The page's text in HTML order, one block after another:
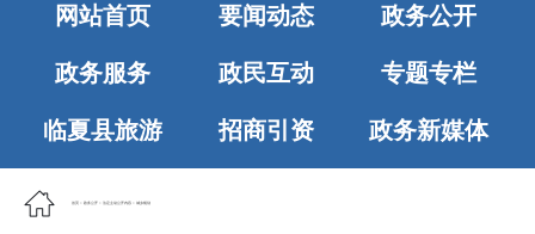
网站首页 要闻动态 政务公开
政务服务 政民互动 专题专栏
临夏县旅游 招商引资 政务新媒体
首页 政务公开 法定主动公开内容 城乡规划